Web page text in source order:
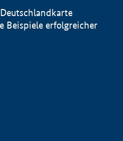
Beispiele erfolgreicher